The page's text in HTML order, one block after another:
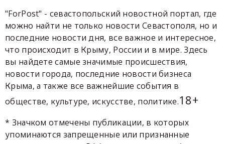
"ForPost" - севастопольский новостной портал, где
можно найти не только новости Севастополя, но и
последние новости дня, все важное и интересное,
что происходит в Крыму, России и в мире. Здесь
вы найдете самые значимые происшествия,
новости города, последние новости бизнеса
Крыма, а также все важнейшие события в
обществе, культуре, искусстве, политике.18+
* Значком отмечены публикации, в которых
упоминаются запрещенные или признанные